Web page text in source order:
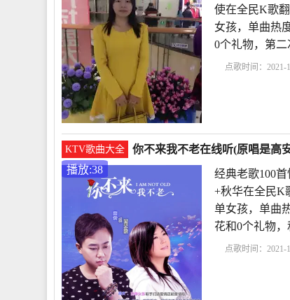
使在全民K歌
女孩，单曲热
0个礼物，第二
点歌时间：2021-
KTV歌曲大全
你不来我不老在线听(原唱是高
播放:38
经典老歌100
+秋华在全民K
单女孩，单曲
花和0个礼物
点歌时间：2021-